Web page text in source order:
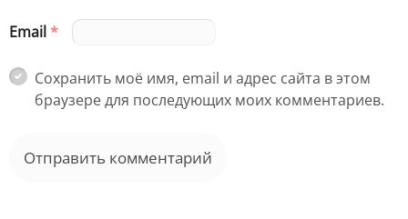
Email*
Сохранить моё имя, email и адрес сайта в этом
браузере для последующих моих комментариев.